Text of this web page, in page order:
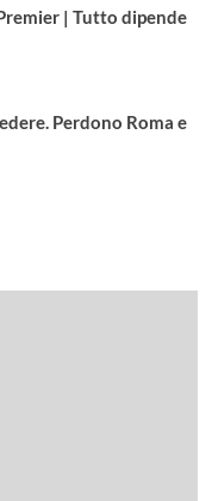
| Tutto dipende
Perdono Roma e